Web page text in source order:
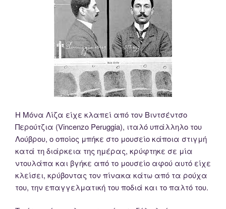
Η Μόνα Λίζα είχε κλαπεί από τον Βιντσέντσο
Περούτζια (Vincenzo Peruggia), ιταλό υπάλληλο του
Λούβρου, ο οποίος μπήκε στο μουσείο κάποια στιγμή
κατά τη διάρκεια της ημέρας, κρύφτηκε σε μία
ντουλάπα και βγήκε από το μουσείο αφού αυτό είχε
κλείσει, κρύβοντας τον πίνακα κάτω από τα ρούχα
του, την επαγγελματική του ποδιά και το παλτό του.